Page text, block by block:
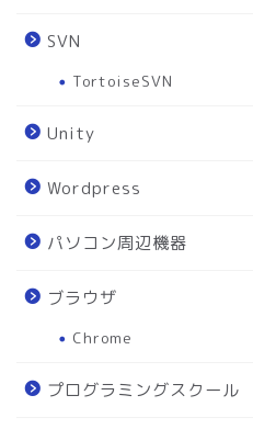
SVN
TortoiseSVN
Unity
Wordpress
パソコン周辺機器
ブラウザ
Chrome
プログラミングスクール